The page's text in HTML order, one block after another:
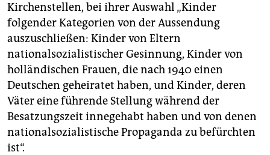
Kirchenstellen, bei ihrer Auswahl „Kinder
folgender Kategorien von der Aussendung
auszuschließen: Kinder von Eltern
nationalsozialistischer Gesinnung, Kinder von
holländischen Frauen, die nach 1940 einen
Deutschen geheiratet haben, und Kinder, deren
Väter eine führende Stellung während der
Besatzungszeit innegehabt haben und von denen
nationalsozialistische Propaganda zu befürchten
ist“.